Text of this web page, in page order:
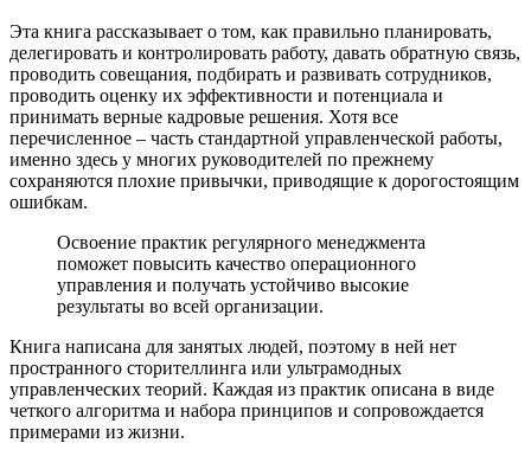
Эта книга рассказывает о том, как правильно планировать,
делегировать и контролировать работу, давать обратную связь,
проводить совещания, подбирать и развивать сотрудников,
проводить оценку их эффективности и потенциала и
принимать верные кадровые решения. Хотя все
перечисленное – часть стандартной управленческой работы,
именно здесь у многих руководителей по прежнему
сохраняются плохие привычки, приводящие к дорогостоящим
ошибкам.
Освоение практик регулярного менеджмента
поможет повысить качество операционного
управления и получать устойчиво высокие
результаты во всей организации.
Книга написана для занятых людей, поэтому в ней нет
пространного сторителлинга или ультрамодных
управленческих теорий. Каждая из практик описана в виде
четкого алгоритма и набора принципов и сопровождается
примерами из жизни.